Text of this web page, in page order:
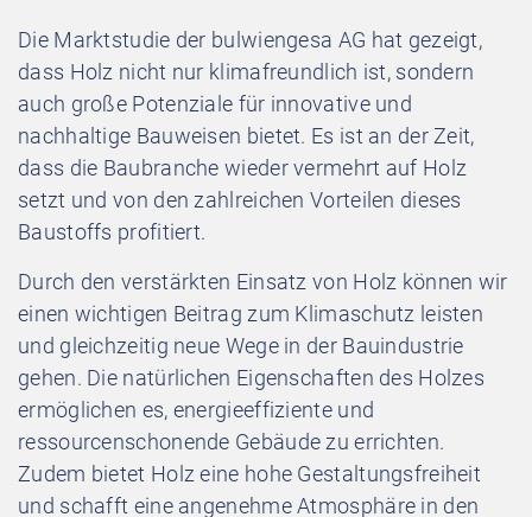
Die Marktstudie der bulwiengesa AG hat gezeigt,
dass Holz nicht nur klimafreundlich ist, sondern
auch große Potenziale für innovative und
nachhaltige Bauweisen bietet. Es ist an der Zeit,
dass die Baubranche wieder vermehrt auf Holz
setzt und von den zahlreichen Vorteilen dieses
Baustoffs profitiert.
Durch den verstärkten Einsatz von Holz können wir
einen wichtigen Beitrag zum Klimaschutz leisten
und gleichzeitig neue Wege in der Bauindustrie
gehen. Die natürlichen Eigenschaften des Holzes
ermöglichen es, energieeffiziente und
ressourcenschonende Gebäude zu errichten.
Zudem bietet Holz eine hohe Gestaltungsfreiheit
und schafft eine angenehme Atmosphäre in den